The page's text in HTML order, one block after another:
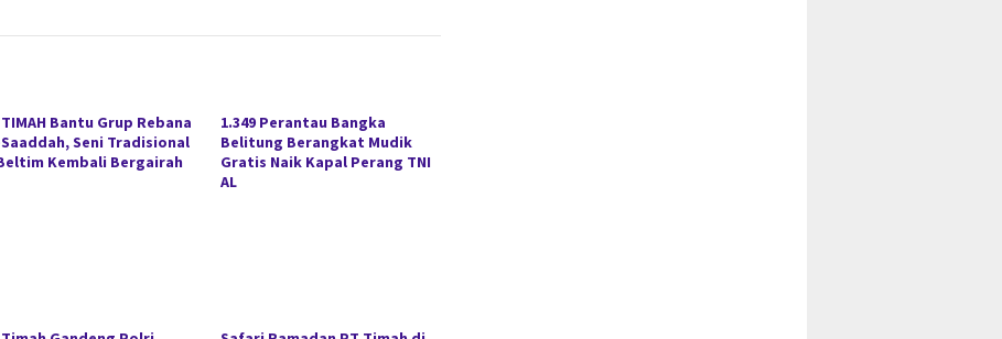
Bantu Grup Rebana
Saaddah, Seni Tradisional
Kembali Bergairah
1.349 Perantau Bangka
Belitung Berangkat Mudik
Gratis Naik Kapal Perang TNI
AL